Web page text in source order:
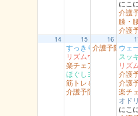
にこ
介護
膝・
介護
14 15
すっきり体操 湖南
リズムウオーキング
楽チェア体操 丸由
ほぐしヨガ （駅南）
筋トレ＆ストレッチ
介護予防智頭 総合セ
16
介護予防岩美
ウェ
スッ
リズ
介護
介護
楽チ
オ
にこ